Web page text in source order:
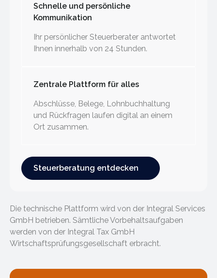
Schnelle und persönliche
Kommunikation
Ihr persönlicher Steuerberater antwortet
Ihnen innerhalb von 24 Stunden.
Zentrale Plattform für alles
Abschlüsse, Belege, Lohnbuchhaltung
und Rückfragen laufen digital an einem
Ort zusammen.
Steuerberatung entdecken
Steuerberatung entdecken
Die technische Plattform wird von der Integral Services
GmbH betrieben. Sämtliche Vorbehaltsaufgaben
werden von der Integral Tax GmbH
Wirtschaftsprüfungsgesellschaft erbracht.